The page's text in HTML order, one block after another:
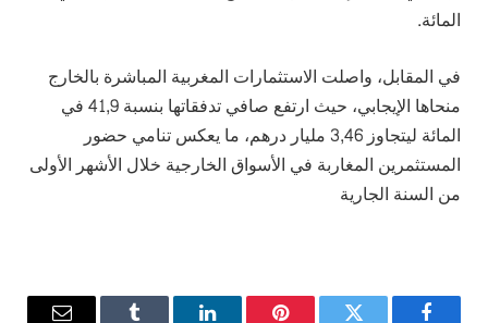
المائة.
في المقابل، واصلت الاستثمارات المغربية المباشرة بالخارج
منحاها الإيجابي، حيث ارتفع صافي تدفقاتها بنسبة 41,9 في
المائة ليتجاوز 3,46 مليار درهم، ما يعكس تنامي حضور
المستثمرين المغاربة في الأسواق الخارجية خلال الأشهر الأولى
من السنة الجارية